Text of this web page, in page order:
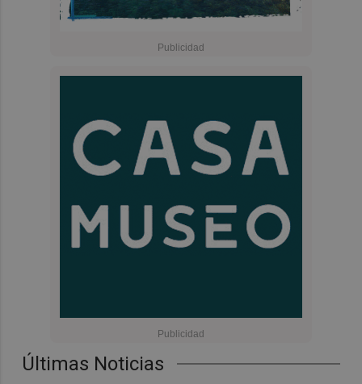
Últimas Noticias